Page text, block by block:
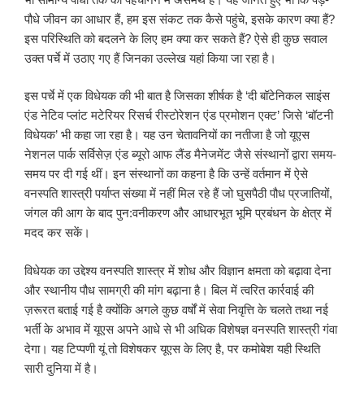
पौधे जीवन का आधार हैं, हम इस संकट तक कैसे पहुंचे, इसके कारण क्या हैं?
इस परिस्थिति को बदलने के लिए हम क्या कर सकते हैं? ऐसे ही कुछ सवाल
उक्त पर्चे में उठाए गए हैं जिनका उल्लेख यहां किया जा रहा है।
इस पर्चे में एक विधेयक की भी बात है जिसका शीर्षक है ‘दी बॉटेनिकल साइंस
एंड नेटिव प्लांट मटेरियर रिसर्च रीस्टोरेशन एंड प्रमोशन एक्ट’ जिसे ‘बॉटनी
विधेयक’ भी कहा जा रहा है। यह उन चेतावनियों का नतीजा है जो यूएस
नेशनल पार्क सर्विसेज़ एंड ब्यूरो आफ लैंड मैनेजमेंट जैसे संस्थानों द्वारा समय-
समय पर दी गई थीं। इन संस्थानों का कहना है कि उन्हें वर्तमान में ऐसे
वनस्पति शास्त्री पर्याप्त संख्या में नहीं मिल रहे हैं जो घुसपैठी पौध प्रजातियों,
जंगल की आग के बाद पुन:वनीकरण और आधारभूत भूमि प्रबंधन के क्षेत्र में
मदद कर सकें।
विधेयक का उद्देश्य वनस्पति शास्त्र में शोध और विज्ञान क्षमता को बढ़ावा देना
और स्थानीय पौध सामग्री की मांग बढ़ाना है। बिल में त्वरित कार्रवाई की
ज़रूरत बताई गई है क्योंकि अगले कुछ वर्षों में सेवा निवृत्ति के चलते तथा नई
भर्ती के अभाव में यूएस अपने आधे से भी अधिक विशेषज्ञ वनस्पति शास्त्री गंवा
देगा। यह टिप्पणी यूं तो विशेषकर यूएस के लिए है, पर कमोबेश यही स्थिति
सारी दुनिया में है।